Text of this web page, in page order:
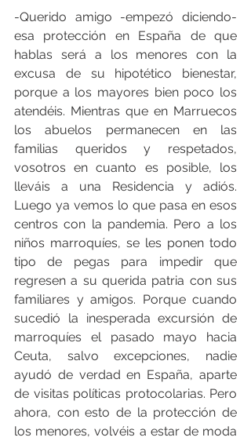
-Querido amigo -empezó diciendo-
esa protección en España de que
hablas será a los menores con la
excusa de su hipotético bienestar,
porque a los mayores bien poco los
atendéis. Mientras que en Marruecos
los abuelos permanecen en las
familias queridos y respetados,
vosotros en cuanto es posible, los
lleváis a una Residencia y adiós.
Luego ya vemos lo que pasa en esos
centros con la pandemia. Pero a los
niños marroquíes, se les ponen todo
tipo de pegas para impedir que
regresen a su querida patria con sus
familiares y amigos. Porque cuando
sucedió la inesperada excursión de
marroquíes el pasado mayo hacia
Ceuta, salvo excepciones, nadie
ayudó de verdad en España, aparte
de visitas políticas protocolarias. Pero
ahora, con esto de la protección de
los menores, volvéis a estar de moda